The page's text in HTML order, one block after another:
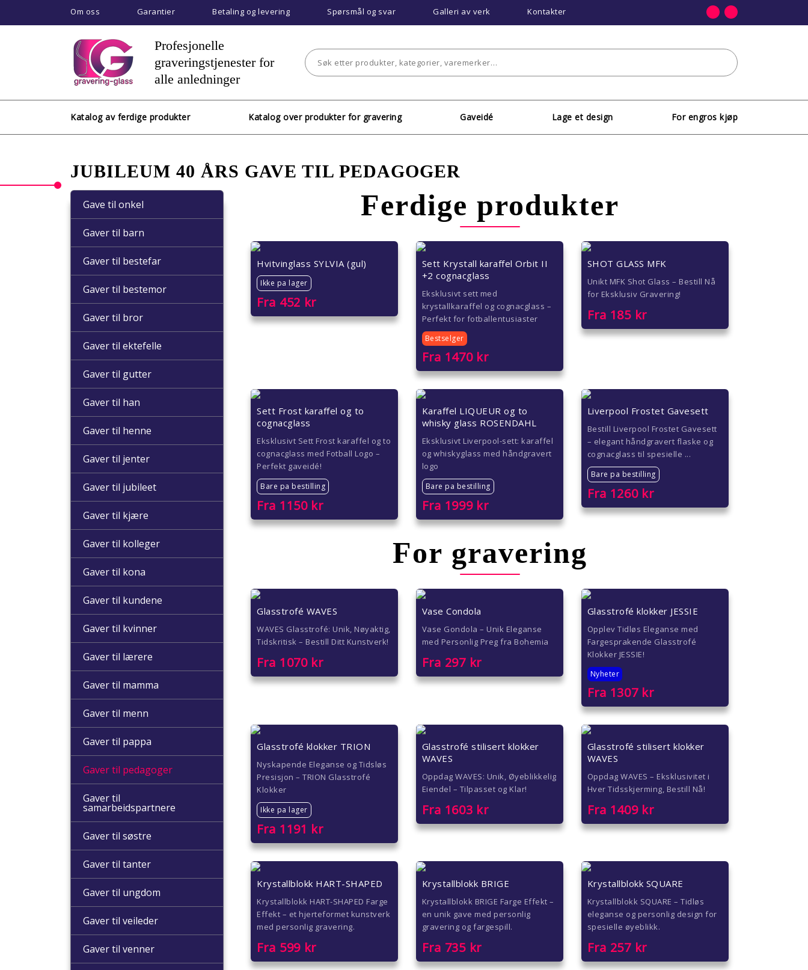
Om oss Garantier Betaling og levering Spørsmål og svar Galleri av verk Kontakter
Profesjonelle
graveringstjenester for
alle anledninger
Katalog av ferdige produkter Katalog over produkter for gravering Gaveidé Lage et design For engros kjøp
JUBILEUM 40 ÅRS GAVE TIL PEDAGOGER
Gave til onkel
Gaver til barn
Gaver til bestefar
Gaver til bestemor
Gaver til bror
Gaver til ektefelle
Gaver til gutter
Gaver til han
Gaver til henne
Gaver til jenter
Gaver til jubileet
Gaver til kjære
Gaver til kolleger
Gaver til kona
Gaver til kundene
Gaver til kvinner
Gaver til lærere
Gaver til mamma
Gaver til menn
Gaver til pappa
Gaver til pedagoger
Gaver til
samarbeidspartnere
Gaver til søstre
Gaver til tanter
Gaver til ungdom
Gaver til veileder
Gaver til venner
Ferdige produkter
Hvitvinglass SYLVIA (gul)
Ikke pa lager
Fra 452 kr
Sett Krystall karaffel Orbit II
+2 cognacglass
Eksklusivt sett med
krystallkaraffel og cognacglass –
Perfekt for fotballentusiaster
Bestselger
Fra 1470kr
SHOT GLASS MFK
Unikt MFK Shot Glass – Bestill Nå
for Eksklusiv Gravering!
Fra 185kr
Sett Frost karaffel og to
cognacglass
Eksklusivt Sett Frost karaffel og to
cognacglass med Fotball Logo –
Perfekt gaveidé!
Bare pa bestilling
Fra 1150kr
Karaffel LIQUEUR og to
whisky glass ROSENDAHL
Eksklusivt Liverpool-sett: karaffel
og whiskyglass med håndgravert
logo
Bare pa bestilling
Fra 1999kr
Liverpool Frostet Gavesett
Bestill Liverpool Frostet Gavesett
– elegant håndgravert flaske og
cognacglass til spesielle ...
Bare pa bestilling
Fra 1260kr
For gravering
Glasstrofé WAVES
WAVES Glasstrofé: Unik, Nøyaktig,
Tidskritisk – Bestill Ditt Kunstverk!
Fra 1070kr
Vase Condola
Vase Gondola – Unik Eleganse
med Personlig Preg fra Bohemia
Fra 297kr
Glasstrofé klokker JESSIE
Opplev Tidløs Eleganse med
Fargesprakende Glasstrofé
Klokker JESSIE!
Nyheter
Fra 1307kr
Glasstrofé klokker TRION
Nyskapende Eleganse og Tidsløs
Presisjon – TRION Glasstrofé
Klokker
Ikke pa lager
Fra 1191 kr
Glasstrofé stilisert klokker
WAVES
Oppdag WAVES: Unik, Øyeblikkelig
Eiendel – Tilpasset og Klar!
Fra 1603 kr
Glasstrofé stilisert klokker
WAVES
Oppdag WAVES – Eksklusivitet i
Hver Tidsskjerming, Bestill Nå!
Fra 1409kr
Krystallblokk HART-SHAPED
Krystallblokk HART-SHAPED Farge
Effekt – et hjerteformet kunstverk
med personlig gravering.
Fra 599kr
Krystallblokk BRIGE
Krystallblokk BRIGE Farge Effekt –
en unik gave med personlig
gravering og fargespill.
Fra 735kr
Krystallblokk SQUARE
Krystallblokk SQUARE – Tidløs
eleganse og personlig design for
spesielle øyeblikk.
Fra 257kr